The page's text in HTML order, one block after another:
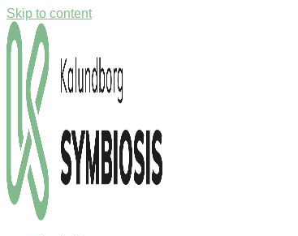
Skip to content